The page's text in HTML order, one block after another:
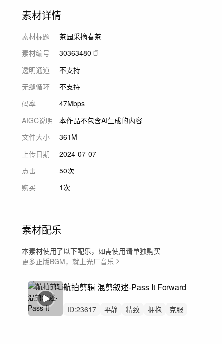
素材详情
素材标题
茶园采摘春茶
素材编号
30363480
透明通道
不支持
无缝循环
不支持
码率
47Mbps
AIGC说明
本作品不包含AI生成的内容
文件大小
361M
上传日期
2024-07-07
点击
50次
购买
1次
素材配乐
本素材使用了以下配乐，如需使用请单独购买
更多正版BGM，就上光厂音乐
航拍剪辑 混剪叙述-Pass It Forward
ID:23617 平静 精致 拥抱
克服